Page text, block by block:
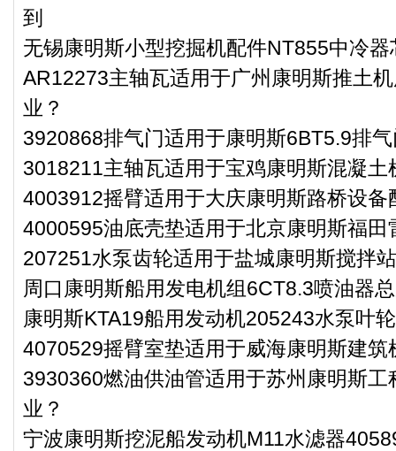
到
无锡康明斯小型挖掘机配件NT855中冷
AR12273主轴瓦适用于广州康明斯推土
业？
3920868排气门适用于康明斯6BT5.9排
3018211主轴瓦适用于宝鸡康明斯混凝土
4003912摇臂适用于大庆康明斯路桥设备
4000595油底壳垫适用于北京康明斯福田
207251水泵齿轮适用于盐城康明斯搅拌
周口康明斯船用发电机组6CT8.3喷油器
康明斯KTA19船用发动机205243水泵叶
4070529摇臂室垫适用于威海康明斯建筑
3930360燃油供油管适用于苏州康明斯
业？
宁波康明斯挖泥船发动机M11水滤器